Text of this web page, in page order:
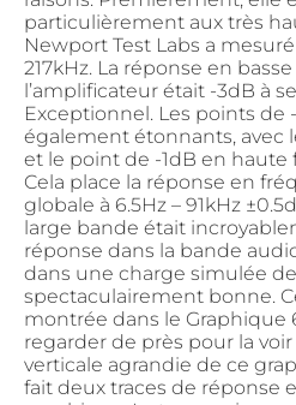
particulièrement aux très
Newport Test Labs a
217kHz. La réponse en
l’amplificateur était -3dB à
Exceptionnel. Les points de
également étonnants, avec
et le point de -1dB en haute
Cela place la réponse en
globale à 6.5Hz – 91kHz
large bande était
réponse dans la bande
dans une charge simulée
spectaculairement bonne.
montrée dans le Graphique
regarder de près pour la voir
verticale agrandie de ce
fait deux traces de réponse